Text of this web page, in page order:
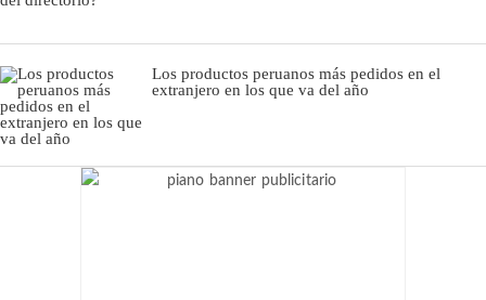
Los productos peruanos más pedidos en el
extranjero en los que va del año